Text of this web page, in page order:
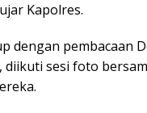
Kapolres.
dengan pembacaan
diikuti sesi foto